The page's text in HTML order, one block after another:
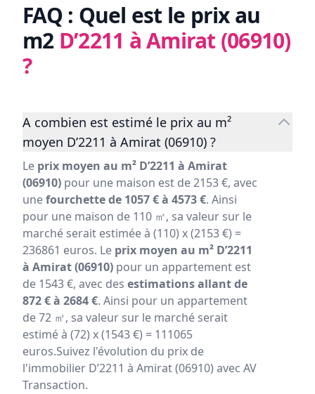
FAQ : Quel est le prix au
m2 D’2211 à Amirat (06910)
?
A combien est estimé le prix au m²
moyen D’2211 à Amirat (06910) ?
Le prix moyen au m² D’2211 à Amirat
(06910) pour une maison est de 2153 €, avec
unefourchette de 1057 € à 4573 €. Ainsi
pour une maison de 110 ㎡, sa valeur sur le
marché serait estimée à (110) x (2153 €) =
236861 euros. Le prix moyen au m² D’2211
à Amirat (06910) pour un appartement est
de 1543 €, avec des estimations allant de
872 € à 2684 €. Ainsi pour un appartement
de 72 ㎡, sa valeur sur le marché serait
estimé à (72) x (1543 €) = 111065
euros.Suivez l'évolution du prix de
l'immobilier D’2211 à Amirat (06910) avec AV
Transaction.